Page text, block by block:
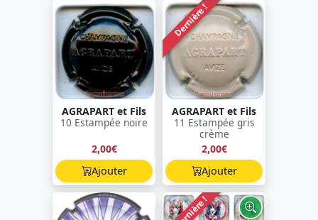
AGRAPART et Fils
10 Estampée noire
2,00€
Ajouter
Dernière !
AGRAPART et Fils
11 Estampée gris
crème
2,00€
Ajouter